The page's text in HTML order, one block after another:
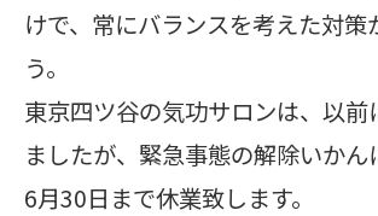
けで、常にバランスを考えた対策
う。
東京四ツ谷の気功サロンは、以前
ましたが、緊急事態の解除いかん
6月30日まで休業致します。